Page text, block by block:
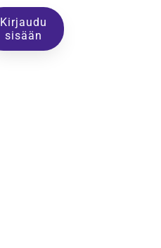
Kirjaudu
sisään